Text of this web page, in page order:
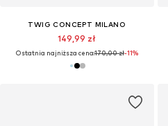
TWIG CONCEPT MILANO
149,99 zł
Ostatnia najniższa cena:170,00 zł-11%